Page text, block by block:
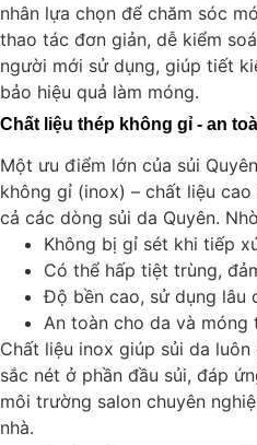
nhân lựa chọn để chăm sóc
thao tác đơn giản, dễ kiểm
người mới sử dụng, giúp tiết
bảo hiệu quả làm móng.
Chất liệu thép không gỉ - an
Một ưu điểm lớn của sủi
không gỉ (inox) – chất liệu
cả các dòng sủi da Quyên.
Không bị gỉ sét khi tiếp
Có thể hấp tiệt trùng,
Độ bền cao, sử dụng lâu
An toàn cho da và móng
Chất liệu inox giúp sủi da
sắc nét ở phần đầu sủi, đáp
môi trường salon chuyên
nhà.